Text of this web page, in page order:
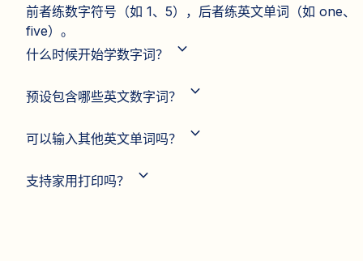
前者练数字符号（如 1、5），后者练英文单词（如 one、
five）。
什么时候开始学数字词？
expand_more
预设包含哪些英文数字词？ expand_more
可以输入其他英文单词吗？ expand_more
支持家用打印吗？ expand_more